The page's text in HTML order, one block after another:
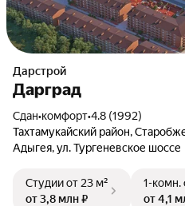
Дарстрой
Дарград
Сдан•комфорт•4.8 (1992)
Тахтамукайский район,
Адыгея, ул. Тургеневское шоссе
Студииот 23 м²
от 3,8 млн ₽
1-комн.
от 4,1